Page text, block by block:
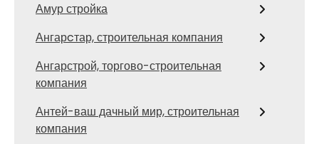
Амур стройка
Ангарcтар, строительная компания
Ангарстрой, торгово-строительная
компания
Антей-ваш дачный мир, строительная
компания